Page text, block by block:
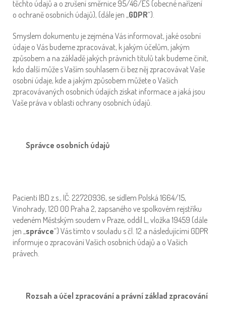
těchto údajů a o zrušení směrnice 95/46/ES (obecné nařízení
o ochraně osobních údajů), (dále jen „GDPR“).
Smyslem dokumentu je zejména Vás informovat, jaké osobní
údaje o Vás budeme zpracovávat, k jakým účelům, jakým
způsobem a na základě jakých právních titulů tak budeme činit,
kdo další může s Vaším souhlasem či bez něj zpracovávat Vaše
osobní údaje, kde a jakým způsobem můžete o Vašich
zpracovávaných osobních údajích získat informace a jaká jsou
Vaše práva v oblasti ochrany osobních údajů.
Správce osobních údajů
Pacienti IBD z.s., IČ: 22720936, se sídlem Polská 1664/15,
Vinohrady, 120 00 Praha 2, zapsaného ve spolkovém rejstříku
vedeném Městským soudem v Praze, oddíl L, vložka 19459 (dále
jen „správce“) Vás tímto v souladu s čl. 12 a následujícími GDPR
informuje o zpracování Vašich osobních údajů a o Vašich
právech.
Rozsah a účel zpracování a právní základ zpracování